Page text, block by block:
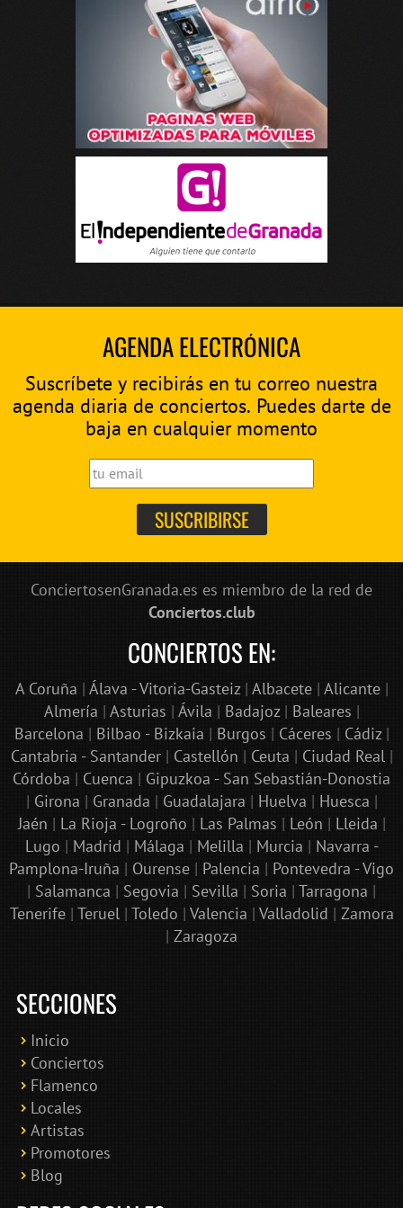
AGENDA ELECTRÓNICA
Suscríbete y recibirás en tu correo nuestra
agenda diaria de conciertos. Puedes darte de
baja en cualquier momento
ConciertosenGranada.es es miembro de la red de
Conciertos.club
CONCIERTOS EN:
A Coruña | Álava - Vitoria-Gasteiz| Albacete| Alicante|
Almería | Asturias | Ávila | Badajoz| Baleares |
Barcelona | Bilbao - Bizkaia | Burgos | Cáceres | Cádiz|
Cantabria - Santander| Castellón | Ceuta | Ciudad Real|
Córdoba | Cuenca | Gipuzkoa - San Sebastián-Donostia
| Girona | Granada | Guadalajara | Huelva | Huesca |
Jaén | La Rioja - Logroño | Las Palmas | León | Lleida |
Lugo | Madrid | Málaga | Melilla | Murcia | Navarra -
Pamplona-Iruña | Ourense | Palencia | Pontevedra - Vigo
| Salamanca | Segovia | Sevilla | Soria | Tarragona |
Tenerife| Teruel| Toledo | Valencia | Valladolid | Zamora
| Zaragoza
SECCIONES
Inicio
Conciertos
Flamenco
Locales
Artistas
Promotores
Blog